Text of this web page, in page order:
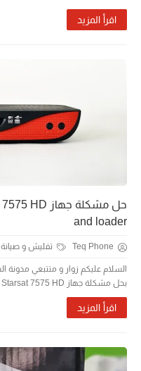
اقرأ المزيد
and loader
Teq Phone تفليش و صيانة
بحل مشكلة جهاز Starsat 7575 HD متوقف على قناة واحدة يعني متشنج...
اقرأ المزيد